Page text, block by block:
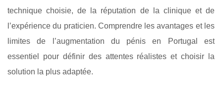
technique choisie, de la réputation de la clinique et de
l’expérience du praticien. Comprendre les avantages et les
limites de l’augmentation du pénis en Portugal est
essentiel pour définir des attentes réalistes et choisir la
solution la plus adaptée.